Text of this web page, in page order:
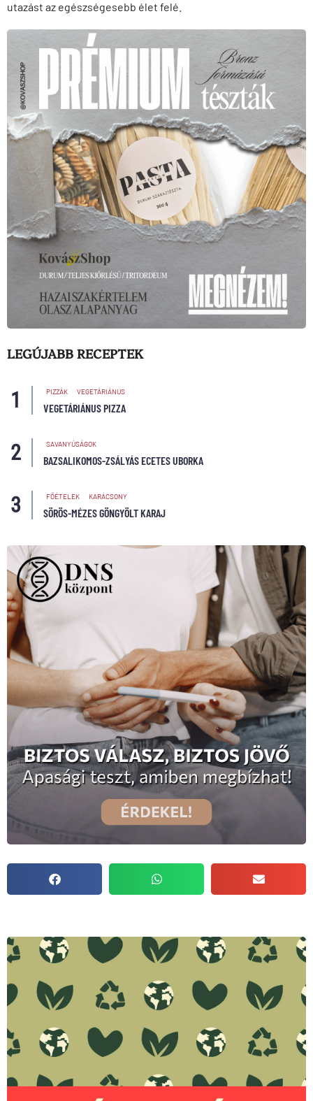
utazást az egészségesebb élet felé.
LEGÚJABB RECEPTEK
PIZZÁK VEGETÁRIÁNUS
VEGETÁRIÁNUS PIZZA
SAVANYÚSÁGOK
BAZSALIKOMOS-ZSÁLYÁS ECETES UBORKA
FŐÉTELEK KARÁCSONY
SÖRÖS-MÉZES GÖNGYÖLT KARAJ